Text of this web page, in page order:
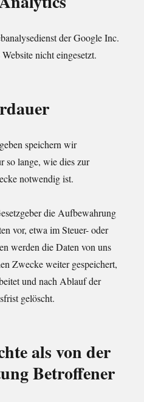
der Google Inc.
nicht eingesetzt.
speichern wir
so lange, wie dies zur
notwendig ist.
die Aufbewahrung
vor, etwa im Steuer- oder
werden die Daten von uns
Zwecke weiter gespeichert,
und nach Ablauf der
gelöscht.
als von der
Betroffener